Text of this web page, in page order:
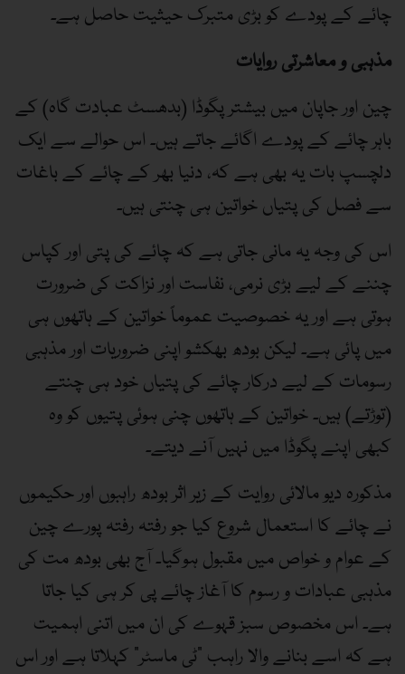
چائے کے پودے کو بڑی متبرک حیثیت حاصل ہے۔
مذہبی و معاشرتی روایات
چین اور جاپان میں بیشتر پگوڈا (بدھسٹ عبادت گاہ) کے
باہر چائے کے پودے اگائے جاتے ہیں۔ اس حوالے سے ایک
دلچسپ بات یہ بھی ہے کہ، دنیا بھر کے چائے کے باغات
سے فصل کی پتیاں خواتین ہی چنتی ہیں۔
اس کی وجہ یہ مانی جاتی ہے کہ چائے کی پتی اور کپاس
چننے کے لیے بڑی نرمی، نفاست اور نزاکت کی ضرورت
ہوتی ہے اور یہ خصوصیت عموماً خواتین کے ہاتھوں ہی
میں پائی ہے۔ لیکن بودھ بھکشو اپنی ضروریات اور مذہبی
رسومات کے لیے درکار چائے کی پتیاں خود ہی چنتے
(توڑتے) ہیں۔ خواتین کے ہاتھوں چنی ہوئی پتیوں کو وہ
کبھی اپنے پگوڈا میں نہیں آنے دیتے۔
مذکورہ دیو مالائی روایت کے زیر اثر بودھ راہبوں اور حکیموں
نے چائے کا استعمال شروع کیا جو رفتہ رفتہ پورے چین
کے عوام و خواص میں مقبول ہوگیا۔ آج بھی بودھ مت کی
مذہبی عبادات و رسوم کا آغاز چائے پی کر ہی کیا جاتا
ہے۔ اس مخصوص سبز قہوے کی ان میں اتنی اہمیت
ہے کہ اسے بنانے والا راہب ”ٹی ماسٹر“ کہلاتا ہے اور اس